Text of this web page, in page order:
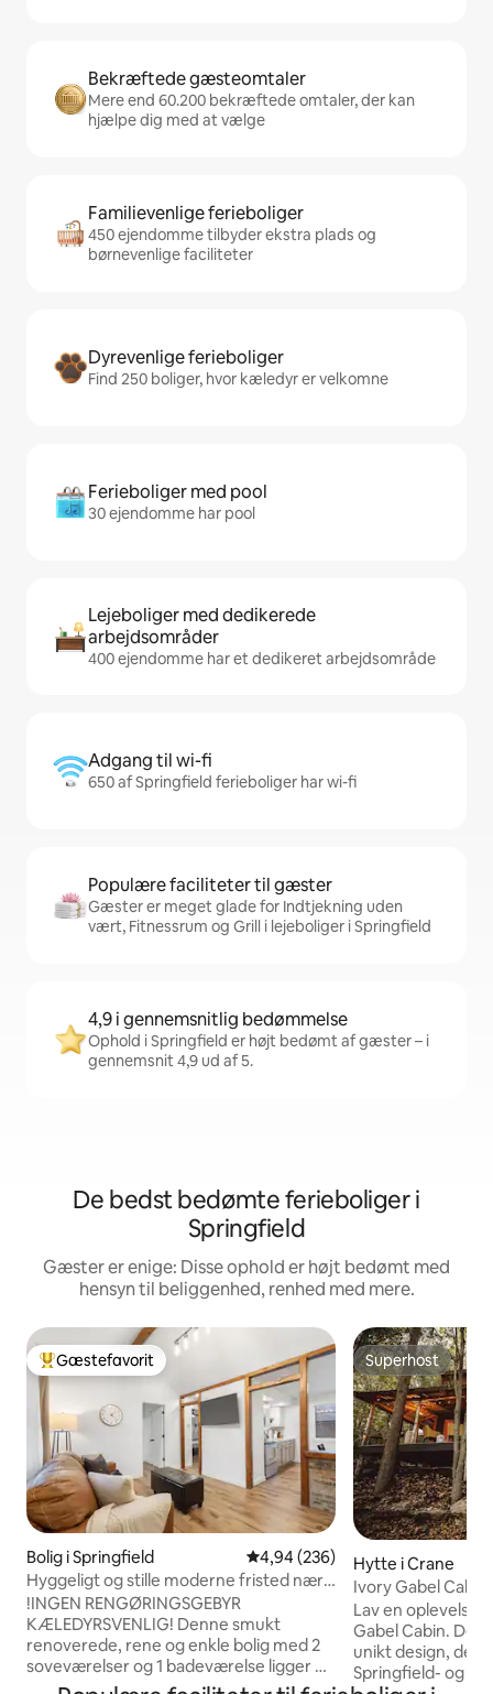
Bekræftede gæsteomtaler
Mere end 60.200 bekræftede omtaler, der kan
hjælpe dig med at vælge
Familievenlige ferieboliger
450 ejendomme tilbyder ekstra plads og
børnevenlige faciliteter
Dyrevenlige ferieboliger
Find 250 boliger, hvor kæledyr er velkomne
Ferieboliger med pool
30 ejendomme har pool
Lejeboliger med dedikerede
arbejdsområder
400 ejendomme har et dedikeret arbejdsområde
Adgang til wi-fi
650 af Springfield ferieboliger har wi-fi
Populære faciliteter til gæster
Gæster er meget glade for Indtjekning uden
vært, Fitnessrum og Grill i lejeboliger i Springfield
4,9 i gennemsnitlig bedømmelse
Ophold i Springfield er højt bedømt af gæster – i
gennemsnit 4,9 ud af 5.
De bedst bedømte ferieboliger i
Springfield
Gæster er enige: Disse ophold er højt bedømt med
hensyn til beliggenhed, renhed med mere.
Bedste gæstefavorit
Gæstefavorit
Bolig i Springfield 4,94 ud af 5 i gennemsnitlig
4,94 (236)
Hyggeligt og stille moderne fristed nær
Hwy 65 og Cherry St
!INGEN RENGØRINGSGEBYR
KÆLEDYRSVENLIG! Denne smukt
renoverede, rene og enkle bolig med 2
soveværelser og 1 badeværelse ligger på
en stor grund i et roligt kvarter i
Superhost
Superhost
Hytte i Crane
Ivory Gabel Cabin
Lav en oplevelse
Gabel Cabin.
unikt design, der
Springfield- og